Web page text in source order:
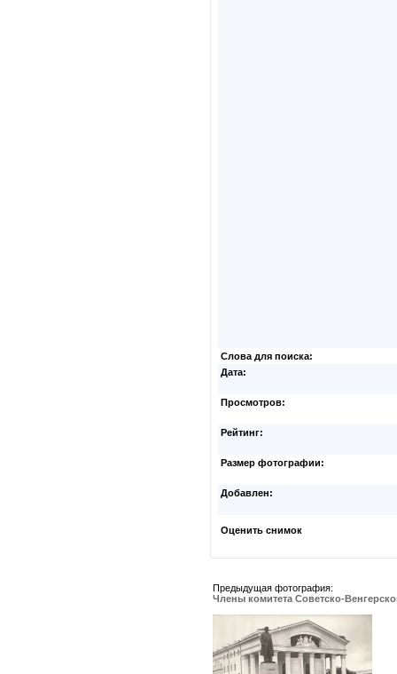
Слова для поиска:
Дата:
Просмотров:
Рейтинг:
Размер фотографии:
Добавлен:
Оценить снимок
Предыдущая фотография:
Члены комитета Советско-